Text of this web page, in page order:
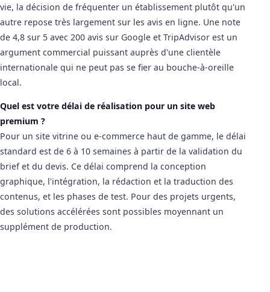
vie, la décision de fréquenter un établissement plutôt qu'un
autre repose très largement sur les avis en ligne. Une note
de 4,8 sur 5 avec 200 avis sur Google et TripAdvisor est un
argument commercial puissant auprès d'une clientèle
internationale qui ne peut pas se fier au bouche-à-oreille
local.
Quel est votre délai de réalisation pour un site web
premium ?
Pour un site vitrine ou e-commerce haut de gamme, le délai
standard est de 6 à 10 semaines à partir de la validation du
brief et du devis. Ce délai comprend la conception
graphique, l'intégration, la rédaction et la traduction des
contenus, et les phases de test. Pour des projets urgents,
des solutions accélérées sont possibles moyennant un
supplément de production.